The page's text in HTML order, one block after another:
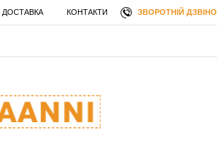
ДОСТАВКА КОНТАКТИ ЗВОРОТНІЙ